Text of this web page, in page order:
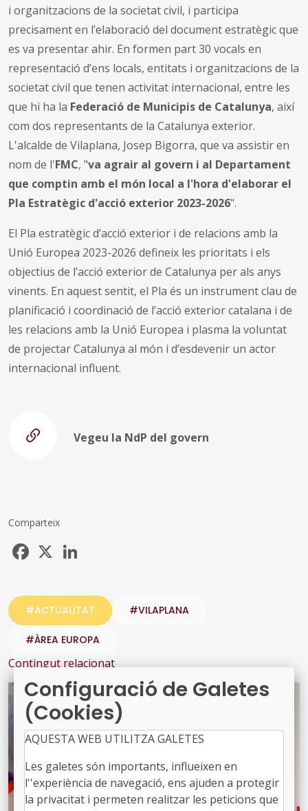
i organitzacions de la societat civil, i participa
precisament en l’elaboració del document estratègic que
es va presentar ahir. En formen part 30 vocals en
representació d’ens locals, entitats i organitzacions de la
societat civil que tenen activitat internacional, entre les
que hi ha la Federació de Municipis de Catalunya, així
com dos representants de la Catalunya exterior.
L'alcalde de Vilaplana, Josep Bigorra, que va assistir en
nom de l'FMC, "va agrair al govern i al Departament
que comptin amb el món local a l'hora d'elaborar el
Pla Estratègic d'acció exterior 2023-2026".
El Pla estratègic d’acció exterior i de relacions amb la
Unió Europea 2023-2026 defineix les prioritats i els
objectius de l’acció exterior de Catalunya per als anys
vinents. En aquest sentit, el Pla és un instrument clau de
planificació i coordinació de l’acció exterior catalana i de
les relacions amb la Unió Europea i plasma la voluntat
de projectar Catalunya al món i d’esdevenir un actor
internacional influent.
Vegeu la NdP del govern
Comparteix
Facebook
#ACTUALITAT #VILAPLANA
#ÀREA EUROPA
Contingut relacionat
Configuració de Galetes
(Cookies)
AQUESTA WEB UTILITZA GALETES
Les galetes són importants, influeixen en
l''experiència de navegació, ens ajuden a protegir
la privacitat i permeten realitzar les peticions que